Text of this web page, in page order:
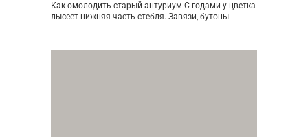
Как омолодить старый антуриум С годами у цветка
лысеет нижняя часть стебля. Завязи, бутоны